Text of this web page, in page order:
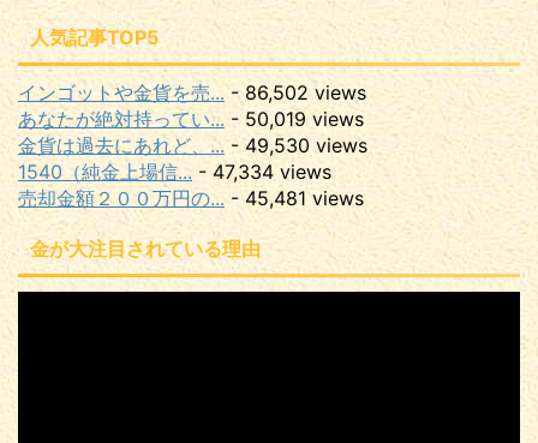
人気記事TOP5
インゴットや金貨を売... - 86,502 views
あなたが絶対持ってい... - 50,019 views
金貨は過去にあれど、... - 49,530 views
1540（純金上場信... - 47,334 views
売却金額２００万円の... - 45,481 views
金が大注目されている理由